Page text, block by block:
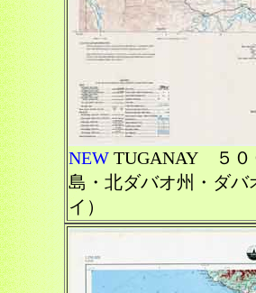
NEW TUGANAY ５０
島・北ダバオ州・ダ
イ）